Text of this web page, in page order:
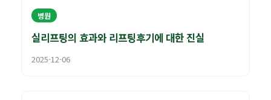
병원
실리프팅의 효과와 리프팅후기에 대한 진실
2025-12-06